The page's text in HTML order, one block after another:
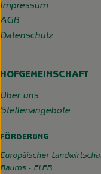
Impressum
AGB
Datenschutz
HOFGEMEINSCHAFT
Über uns
Stellenangebote
FÖRDERUNG
Europäischer
Raums - ELER.